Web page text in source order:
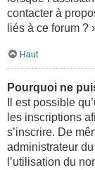
contacter à
liés à ce forum ?
Haut
Pourquoi ne
Il est possible
les inscriptions
s’inscrire. De
administrateur
l’utilisation du